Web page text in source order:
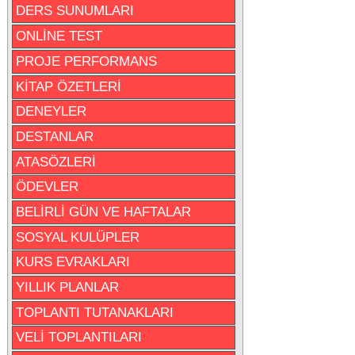
DERS SUNUMLARI
ONLİNE TEST
PROJE PERFORMANS
KİTAP ÖZETLERİ
DENEYLER
DESTANLAR
ATASÖZLERİ
ÖDEVLER
BELİRLİ GÜN VE HAFTALAR
SOSYAL KULÜPLER
KURS EVRAKLARI
YILLIK PLANLAR
TOPLANTI TUTANAKLARI
VELİ TOPLANTILARI